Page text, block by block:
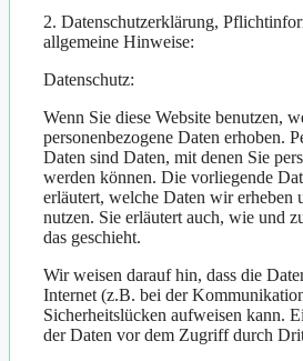
2. Datenschutzerklärung,
allgemeine Hinweise:
Datenschutz:
Wenn Sie diese Website benutzen,
personenbezogene Daten erhoben.
Daten sind Daten, mit denen Sie
werden können. Die vorliegende
erläutert, welche Daten wir erheben
nutzen. Sie erläutert auch, wie und
das geschieht.
Wir weisen darauf hin, dass die
Internet (z.B. bei der
Sicherheitslücken aufweisen kann.
der Daten vor dem Zugriff durch